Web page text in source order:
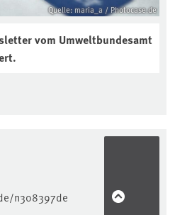
Quelle: maria_a / Photocase.de
vom Umweltbundesamt
n308397de